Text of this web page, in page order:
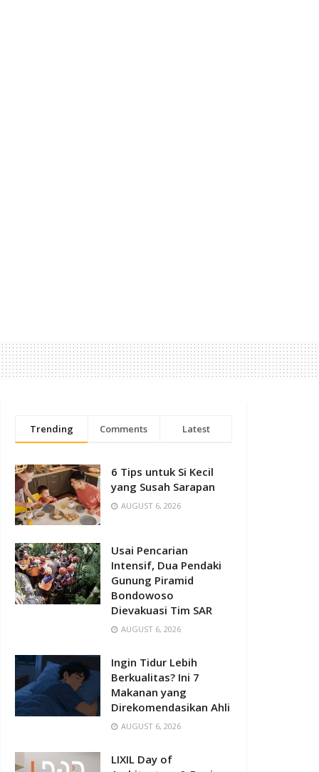
Trending Comments Latest
6 Tips untuk Si Kecil
yang Susah Sarapan
AUGUST 6, 2026
Usai Pencarian
Intensif, Dua Pendaki
Gunung Piramid
Bondowoso
Dievakuasi Tim SAR
AUGUST 6, 2026
Ingin Tidur Lebih
Berkualitas? Ini 7
Makanan yang
Direkomendasikan Ahli
AUGUST 6, 2026
LIXIL Day of